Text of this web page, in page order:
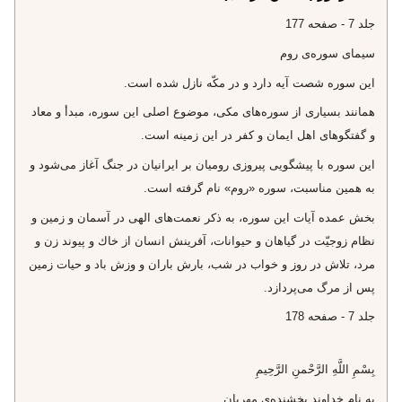
جلد 7 - صفحه 177
سیمای سوره‌ى روم‌
اين سوره شصت آيه دارد و در مكّه نازل شده است.
همانند بسيارى از سوره‌هاى مكى، موضوع اصلى اين سوره، مبدأ و معاد
و گفتگوهاى اهل ايمان و كفر در اين زمينه است.
اين سوره با پيشگويى پيروزى روميان بر ايرانيان در جنگ آغاز مى‌شود و
به همين مناسبت، سوره «روم» نام گرفته است.
بخش عمده آيات اين سوره، به ذكر نعمت‌هاى الهى در آسمان و زمين و
نظام زوجيّت در گياهان و حيوانات، آفرينش انسان از خاك و پيوند زن و
مرد، تلاش در روز و خواب در شب، بارش باران و وزش باد و حيات زمين
پس از مرگ مى‌پردازد.
جلد 7 - صفحه 178
بِسْمِ اللَّهِ الرَّحْمنِ الرَّحِيمِ‌
به نام خداوند بخشنده‌ى مهربان‌